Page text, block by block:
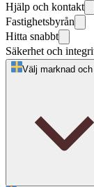
Hjälp och kontakt
Fastighetsbyrån
Hitta snabbt
Säkerhet och
Välj marknad